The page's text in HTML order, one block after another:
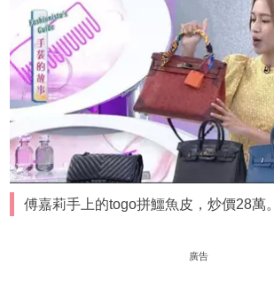
傅嘉莉手上的togo拼鱷魚皮，炒價28萬。
廣告